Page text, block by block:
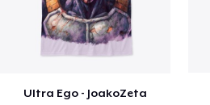
Ultra Ego - JoakoZeta